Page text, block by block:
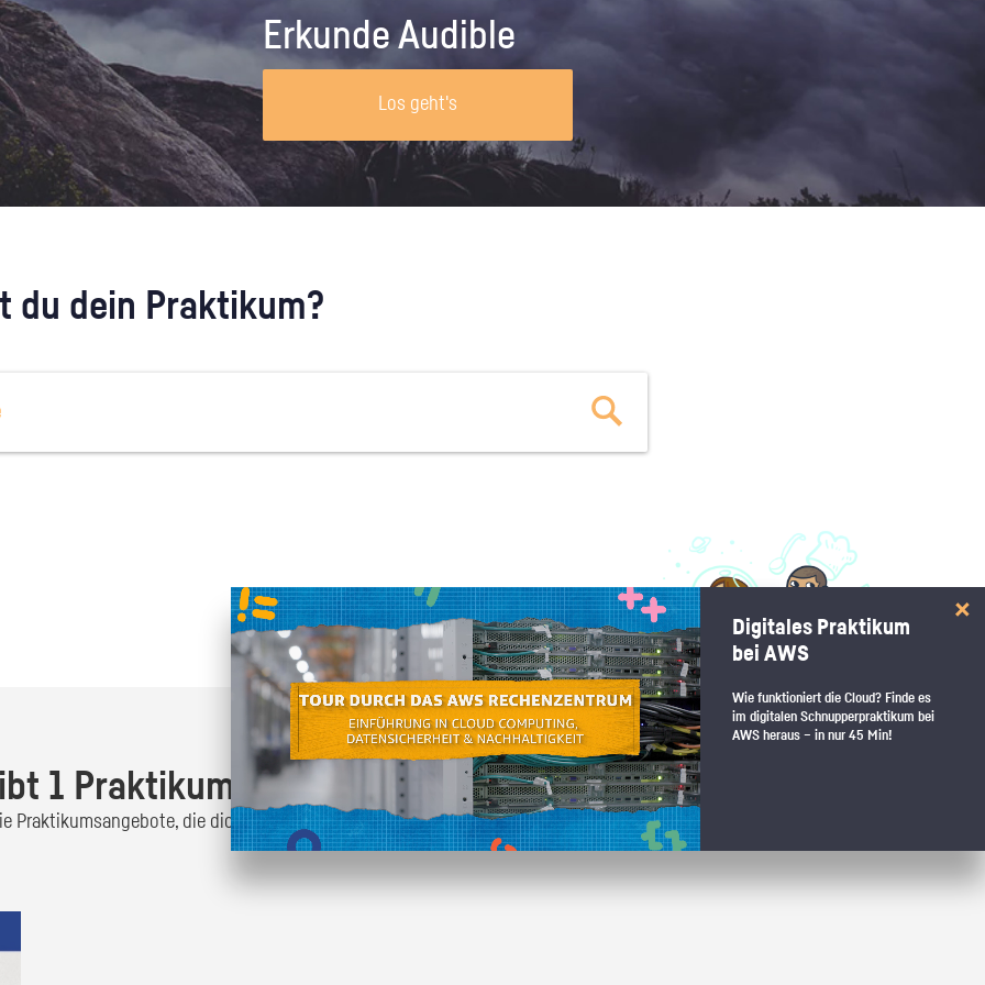
Unternehmen lohnt, wie man sich
vorbereitet und wie ein Vorab-Anruf
abläuft.
Erkunde Audible
Los geht's
du dein Praktikum?
Oder finde heraus was dich interessiert:
zum Stärkentest.
1 Praktikumsangebot!
Praktikumsangebote, die dich interessieren und bewirb dich wenn du den passenden Platz
Digitales Praktikum
bei AWS
Wie funktioniert die Cloud? Finde es
im digitalen Schnupperpraktikum bei
AWS heraus – in nur 45 Min!